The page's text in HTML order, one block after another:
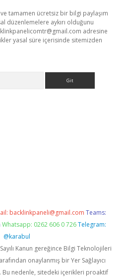
tamamen ücretsiz bir bilgi paylaşım
düzenlemelere aykırı olduğunu
adresine
yasal süre içerisinde sitemizden
backlinkpaneli@gmail.com Teams:
Whatsapp: 0262 606 0 726 Telegram:
@karabul
Kanun gereğince Bilgi Teknolojileri
onaylanmış bir Yer Sağlayıcı
nedenle, sitedeki içerikleri proaktif